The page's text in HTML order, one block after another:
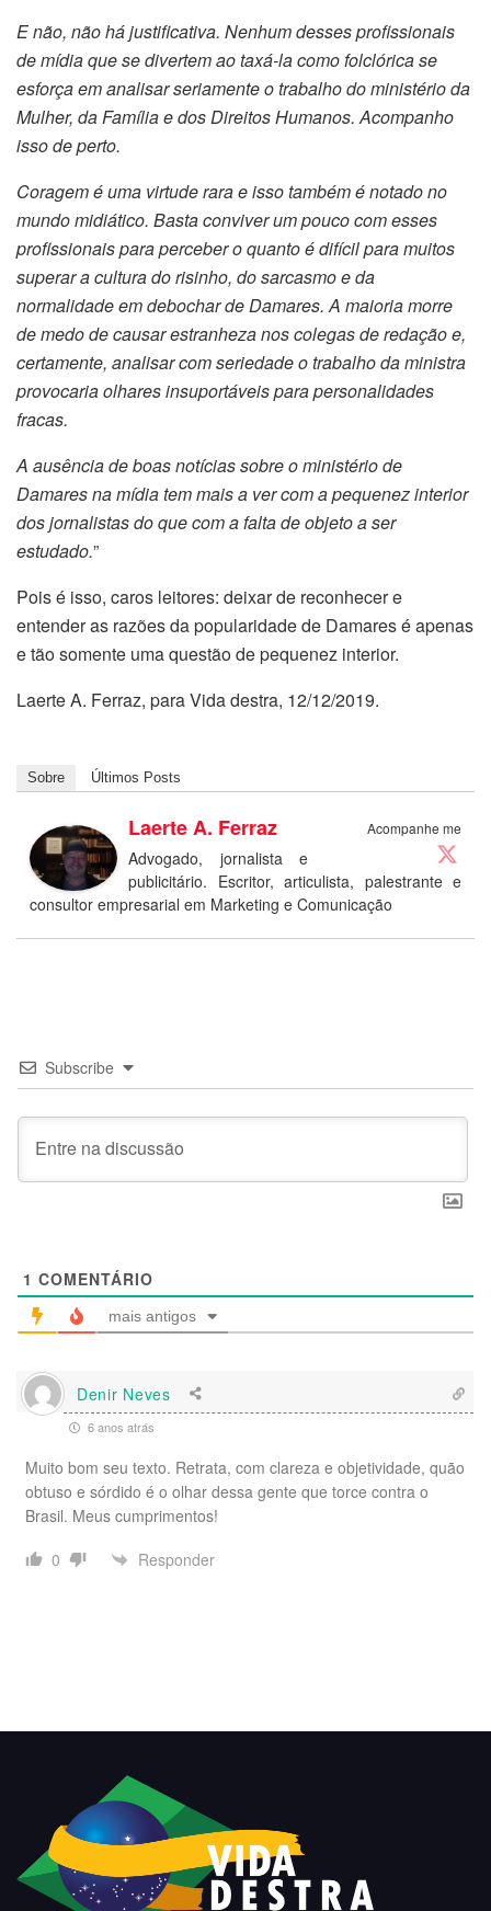
E não, não há justificativa. Nenhum desses profissionais
de mídia que se divertem ao taxá-la como folclórica se
esforça em analisar seriamente o trabalho do ministério da
Mulher, da Família e dos Direitos Humanos. Acompanho
isso de perto.
Coragem é uma virtude rara e isso também é notado no
mundo midiático. Basta conviver um pouco com esses
profissionais para perceber o quanto é difícil para muitos
superar a cultura do risinho, do sarcasmo e da
normalidade em debochar de Damares. A maioria morre
de medo de causar estranheza nos colegas de redação e,
certamente, analisar com seriedade o trabalho da ministra
provocaria olhares insuportáveis para personalidades
fracas.
A ausência de boas notícias sobre o ministério de
Damares na mídia tem mais a ver com a pequenez interior
dos jornalistas do que com a falta de objeto a ser
estudado.”
Pois é isso, caros leitores: deixar de reconhecer e
entender as razões da popularidade de Damares é apenas
e tão somente uma questão de pequenez interior.
Laerte A. Ferraz, para Vida destra, 12/12/2019.
Sobre Últimos Posts
Acompanhe me
Laerte A. Ferraz
Advogado, jornalista e
publicitário. Escritor, articulista, palestrante e
consultor empresarial em Marketing e Comunicação
Subscribe
1 COMENTÁRIO
mais antigos
Denir Neves
6 anos atrás
Muito bom seu texto. Retrata, com clareza e objetividade, quão
obtuso e sórdido é o olhar dessa gente que torce contra o
Brasil. Meus cumprimentos!
0
Responder